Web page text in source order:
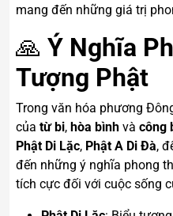
mang đến những giá trị
🙏 Ý Nghĩa
Tượng Phật
Trong văn hóa phương
của từ bi, hòa bình và công
Phật Di Lặc, Phật A Di Đà,
đến những ý nghĩa phong
tích cực đối với cuộc sống